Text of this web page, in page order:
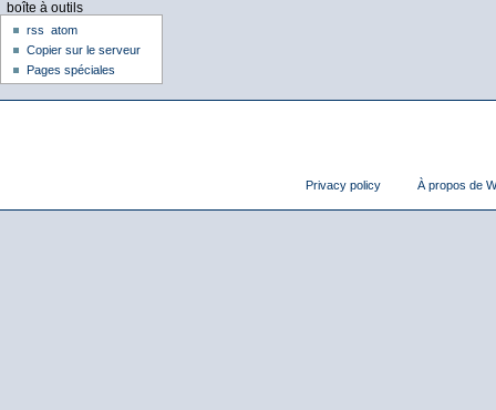
boîte à outils
rss
atom
Copier sur le serveur
Pages spéciales
Privacy policy À propos de